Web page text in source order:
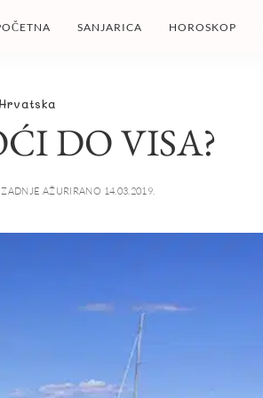
SANJARICA HOROSKOP
DO VISA?
ZADNJE AŽURIRANO 14.03.2019.